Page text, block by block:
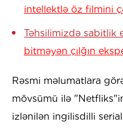
intellektlə öz filmini
Təhsilimizdə sabitlik
bitməyən çılğın
Rəsmi məlumatlara
mövsümü ilə
izlənilən ingilisdilli